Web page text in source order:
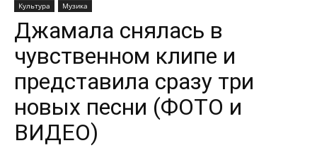
Культура Музика
Джамала снялась в
чувственном клипе и
представила сразу три
новых песни (ФОТО и
ВИДЕО)